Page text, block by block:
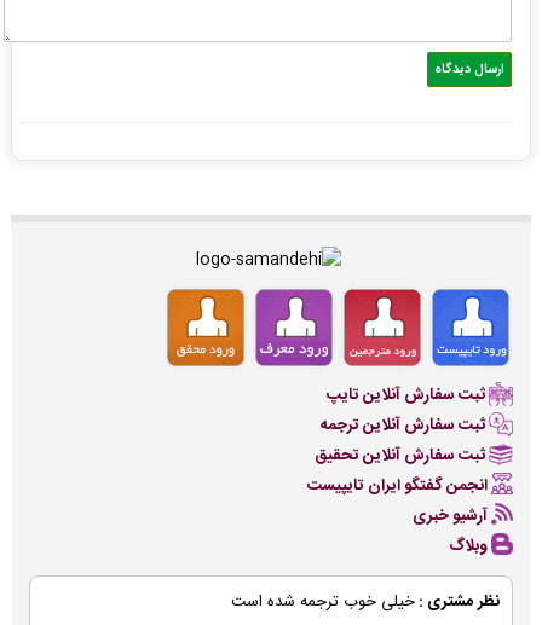
ثبت سفارش آنلاین تایپ
ثبت سفارش آنلاین ترجمه
ثبت سفارش آنلاین تحقیق
انجمن گفتگو ایران تایپیست
آرشیو خبری
وبلاگ
نظر مشتری :خیلی خوب ترجمه شده است